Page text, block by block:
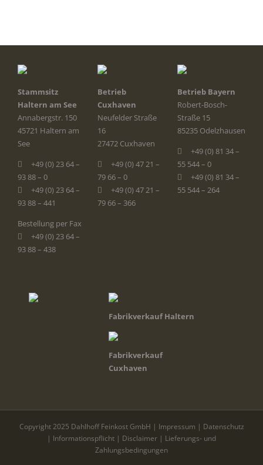
Stammsitz
Haltern am See
Annabergstr. 150
45721 Haltern am
See
+49 (0) 23 64 –
93 88 – 0
+49 (0) 23 64 –
93 88 – 441
Bestellung per Fax
+49 (0) 23 64 –
93 88 – 438
Betrieb
Cuxhaven
Neufelder Straße
16
27472 Cuxhaven
+49 (0) 47 21 –
79 66 – 0
+49 (0) 47 21 –
79 66 – 366
Betrieb Bayern
Robert-Bosch-
Straße 15
85235 Odelzhausen
+49 (0) 81 34 –
55 544 – 0
+49 (0) 81 34 –
55 544 – 264
Fabrikverkauf Haltern
Fabrikverkauf
Cuxhaven
Copyright 2025 Dahlhoff Feinkost GmbH | Impressum | Datenschutz
| Informationspflicht | Disclaimer | Lieferungs- und
Zahlungsbedingungen